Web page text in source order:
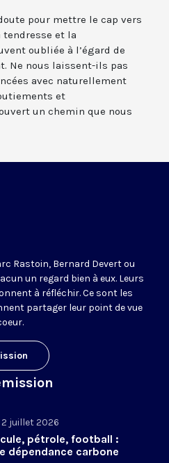
pour mettre le cap vers
et la
oubliée à l’égard de
Ne nous laissent-ils pas
avec naturellement
et
un chemin que nous
Rastoin, Bernard Devert ou
un regard bien à eux. Leurs
à réfléchir. Ce sont les
partager leur point de vue
2 juillet 2026
pétrole, football :
dépendance carbone